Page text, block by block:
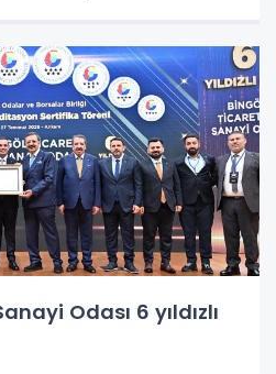
Odası 6 yıldızlı